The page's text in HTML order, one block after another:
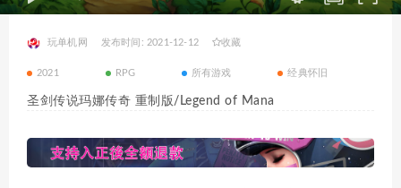
玩单机网 发布时间: 2021-12-12 收藏
2021 RPG 所有游戏 经典怀旧
圣剑传说玛娜传奇 重制版/Legend of Mana